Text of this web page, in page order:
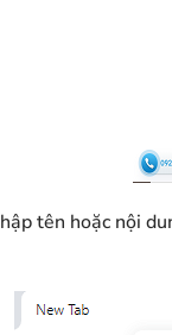
tên hoặc nội